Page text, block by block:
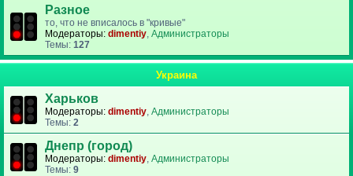
Разное
то, что не вписалось в "кривые"
Модераторы: dimentiy, Администраторы
Темы: 127
Украина
Харьков
Модераторы: dimentiy, Администраторы
Темы: 2
Днепр (город)
Модераторы: dimentiy, Администраторы
Темы: 9